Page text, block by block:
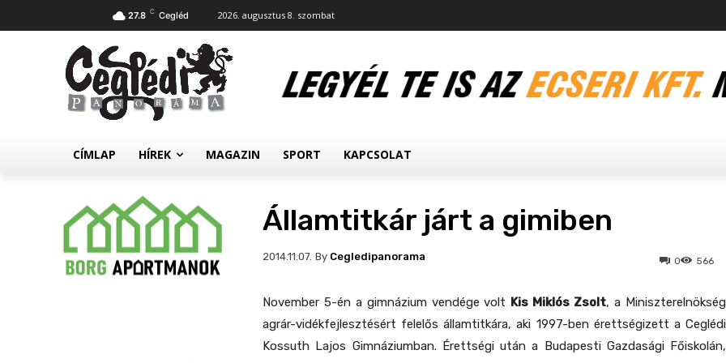
27.8 C Cegléd 2026. augusztus 8. szombat
CÍMLAP HÍREK MAGAZIN SPORT KAPCSOLAT
Államtitkár járt a gimiben
2014.11.07. 566
0
By Cegledipanorama
November 5-én a gimnázium vendége volt Kis Miklós Zsolt, a Miniszterelnökség
agrár-vidékfejlesztésért felelős államtitkára, aki 1997-ben érettségizett a Ceglédi
Kossuth Lajos Gimnáziumban. Érettségi után a Budapesti Gazdasági Főiskolán,